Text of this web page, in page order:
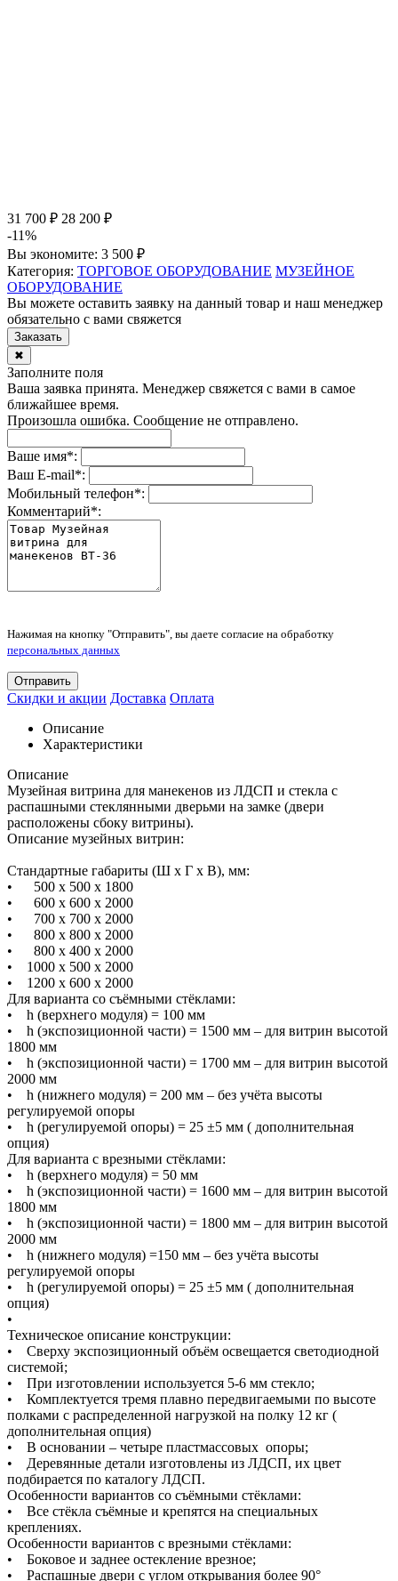
31 700 ₽ 28 200 ₽
-11%
Вы экономите: 3 500 ₽
Категория: ТОРГОВОЕ ОБОРУДОВАНИЕ МУЗЕЙНОЕ
ОБОРУДОВАНИЕ
Вы можете оставить заявку на данный товар и наш менеджер
обязательно с вами свяжется
Заказать
✖
Заполните поля
Ваша заявка принята. Менеджер свяжется с вами в самое
ближайшее время.
Произошла ошибка. Сообщение не отправлено.
Ваше имя*:
Ваш E-mail*:
Мобильный телефон*:
Комментарий*:
Нажимая на кнопку "Отправить", вы даете согласие на обработку
персональных данных
Отправить
Скидки и акции Доставка Оплата
Описание
Характеристики
Описание
Музейная витрина для манекенов из ЛДСП и стекла с
распашными стеклянными дверьми на замке (двери
расположены сбоку витрины).
Описание музейных витрин:
Стандартные габариты (Ш х Г х В), мм:
• 500 х 500 х 1800
• 600 х 600 х 2000
• 700 х 700 х 2000
• 800 х 800 х 2000
• 800 х 400 х 2000
• 1000 х 500 х 2000
• 1200 х 600 х 2000
Для варианта со съёмными стёклами:
• h (верхнего модуля) = 100 мм
• h (экспозиционной части) = 1500 мм – для витрин высотой
1800 мм
• h (экспозиционной части) = 1700 мм – для витрин высотой
2000 мм
• h (нижнего модуля) = 200 мм – без учёта высоты
регулируемой опоры
• h (регулируемой опоры) = 25 ±5 мм ( дополнительная
опция)
Для варианта с врезными стёклами:
• h (верхнего модуля) = 50 мм
• h (экспозиционной части) = 1600 мм – для витрин высотой
1800 мм
• h (экспозиционной части) = 1800 мм – для витрин высотой
2000 мм
• h (нижнего модуля) =150 мм – без учёта высоты
регулируемой опоры
• h (регулируемой опоры) = 25 ±5 мм ( дополнительная
опция)
•
Техническое описание конструкции:
• Сверху экспозиционный объём освещается светодиодной
системой;
• При изготовлении используется 5-6 мм стекло;
• Комплектуется тремя плавно передвигаемыми по высоте
полками с распределенной нагрузкой на полку 12 кг (
дополнительная опция)
• В основании – четыре пластмассовых опоры;
• Деревянные детали изготовлены из ЛДСП, их цвет
подбирается по каталогу ЛДСП.
Особенности вариантов со съёмными стёклами:
• Все стёкла съёмные и крепятся на специальных
креплениях.
Особенности вариантов с врезными стёклами:
• Боковое и заднее остекление врезное;
• Распашные двери с углом открывания более 90°